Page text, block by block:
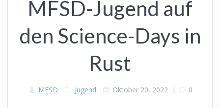
MFSD-Jugend auf
den Science-Days in
Rust
MFSD Jugend Oktober 20, 2022 | 0